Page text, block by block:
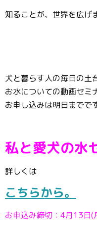
知ることが、世界を広げ
犬と暮らす人の毎日の土台
お水についての動画セミ
お申し込みは明日までで
私と愛犬の水
詳しくは
こちらから。
お申込み締切：4月13日